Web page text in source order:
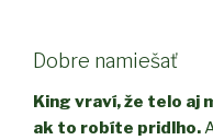
Dobre namiešať
King vraví, že telo aj
ak to robíte pridlho.